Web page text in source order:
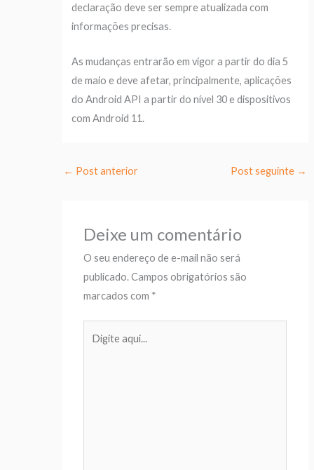
declaração deve ser sempre atualizada com
informações precisas.
As mudanças entrarão em vigor a partir do dia 5
de maio e deve afetar, principalmente, aplicações
do Android API a partir do nível 30 e dispositivos
com Android 11.
← Post anterior Post seguinte →
Deixe um comentário
O seu endereço de e-mail não será
publicado.Campos obrigatórios são
marcados com *
aqui...